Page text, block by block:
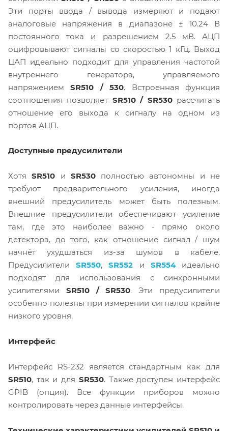
Эти порты ввода / вывода измеряют и подают
аналоговые напряжения в диапазоне ± 10.24 В
постоянного тока и разрешением 2.5 мВ. АЦП
оцифровывают сигналы со скоростью 1 кГц. Выход
ЦАП идеально подходит для управления частотой
внутреннего генератора, управляемого
напряжениемSR510 / 530. Встроенная функция
соотношения позволяет SR510 / SR530рассчитать
отношение его выхода к сигналу на одном из
портов АЦП.
Доступные предусилители
ХотяSR510 и SR530полностью автономны и не
требуют предварительного усиления, иногда
внешний предусилитель может быть полезным.
Внешние предусилители обеспечивают усиление
там, где это наиболее важно - прямо около
детектора, до того, как отношение сигнал / шум
начнёт ухудшаться из-за шумов в кабеле.
ПредусилителиSR550,SR552 и SR554идеально
подходят для использования с синхронными
усилителями SR510 / SR530. Эти предусилители
особенно полезны при измерении сигналов крайне
низкого уровня.
Интерфейс
Интерфейс RS-232 является стандартным как для
SR510, так и для SR530. Также доступен интерфейс
GPIB (опция). Все функции приборов можно
контролировать через данные интерфейсы.